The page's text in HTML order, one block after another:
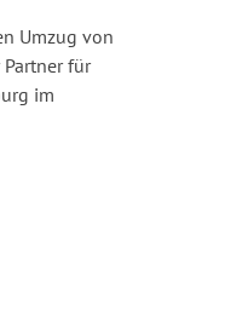
Umzug von
für
im